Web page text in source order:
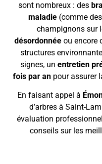
sont nombreux : des
maladie(comme
champignons sur
désordonnée ou encore
structures
signes, un entretien
fois par an pour assurer
En faisant appel à
d’arbres à Saint-
évaluation
conseils sur les